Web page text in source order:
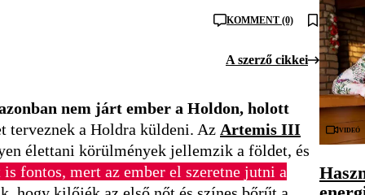
KOMMENT (0)
A szerző cikkei
nem járt ember a Holdon, holott
terveznek a Holdra küldeni. Az Artemis III
élettani körülmények jellemzik a földet, és
fontos, mert az ember el szeretne jutni a
Videó